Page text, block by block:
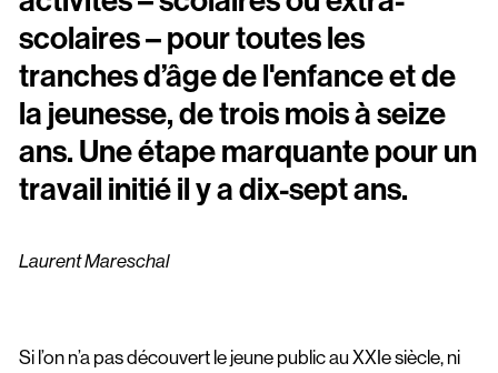
scolaires – pour toutes les
tranches d’âge de l'enfance et de
la jeunesse, de trois mois à seize
ans. Une étape marquante pour un
travail initié il y a dix-sept ans.
Laurent Mareschal
Si l’on n’a pas découvert le jeune public au XXIe siècle, ni
Partenaires
Location / Privatisation